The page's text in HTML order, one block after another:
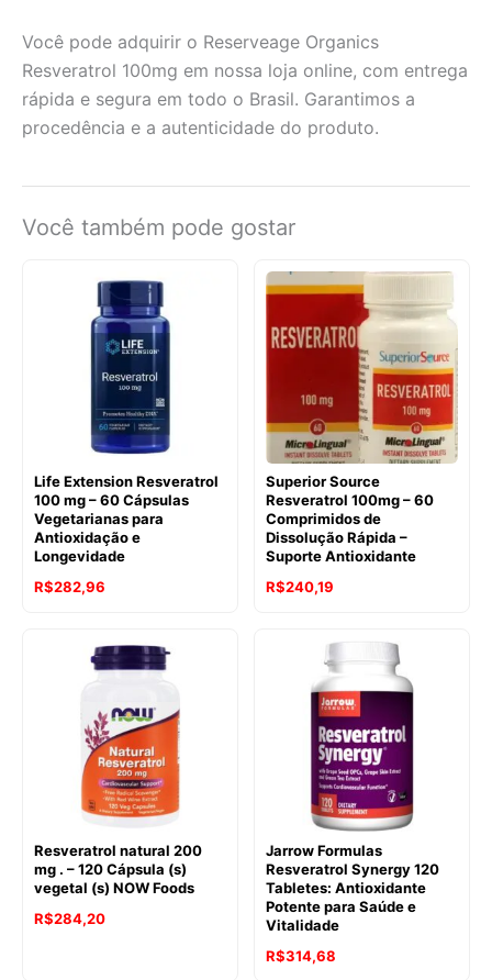
Você pode adquirir o Reserveage Organics
Resveratrol 100mg em nossa loja online, com entrega
rápida e segura em todo o Brasil. Garantimos a
procedência e a autenticidade do produto.
Você também pode gostar
Life Extension Resveratrol
100 mg – 60 Cápsulas
Vegetarianas para
Antioxidação e
Longevidade
R$282,96
Superior Source
Resveratrol 100mg – 60
Comprimidos de
Dissolução Rápida –
Suporte Antioxidante
O
R$288,75.
R$240,19
atual
é:
R$240,19.
Resveratrol natural 200
mg . – 120 Cápsula (s)
vegetal (s) NOW Foods
O
R$284,20O
Jarrow Formulas
Resveratrol Synergy 120
Tabletes: Antioxidante
Potente para Saúde e
Vitalidade
R$314,68